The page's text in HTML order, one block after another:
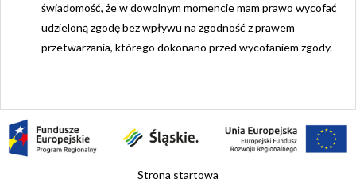
świadomość, że w dowolnym momencie mam prawo wycofać
udzieloną zgodę bez wpływu na zgodność z prawem
przetwarzania, którego dokonano przed wycofaniem zgody.
Strona startowa